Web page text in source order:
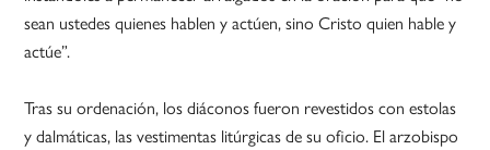
sean ustedes quienes hablen y actúen, sino Cristo quien hable y
actúe”.
Tras su ordenación, los diáconos fueron revestidos con estolas
y dalmáticas, las vestimentas litúrgicas de su oficio. El arzobispo